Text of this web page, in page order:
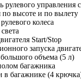
рулевого управления
по высоте и по вылету
колеса
Start/Stop
запуска
объема (5 л)
багажника
в багажнике (4